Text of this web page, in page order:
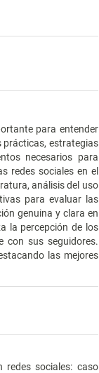
para entender
prácticas, estrategias
necesarios para
redes sociales en el
análisis del uso
para evaluar las
genuina y clara en
la percepción de los
con sus seguidores.
las mejores
redes sociales: caso